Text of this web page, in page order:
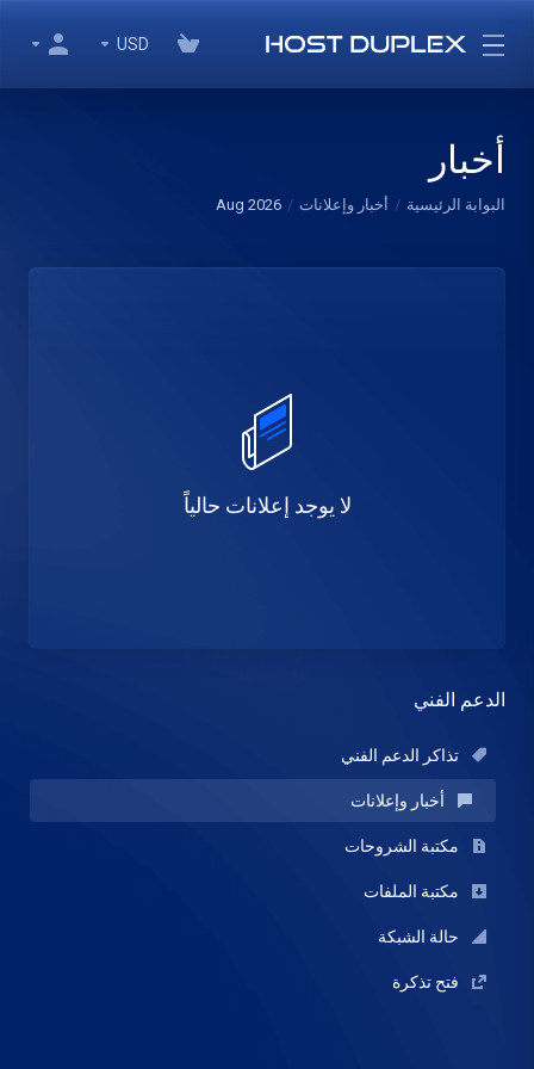
USD
أخبار
البوابة الرئيسية أخبار وإعلانات Aug 2026
الدعم الفني
تذاكر الدعم الفني
أخبار وإعلانات
مكتبة الشروحات
مكتبة الملفات
حالة الشبكة
فتح تذكرة
لا يوجد إعلانات حالياً